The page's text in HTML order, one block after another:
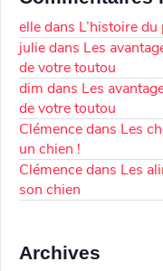
elledans L’histoire
juliedans Les
de votre toutou
dim dans Les
de votre toutou
Clémencedans Les
un chien !
Clémencedans Les
son chien
Archives